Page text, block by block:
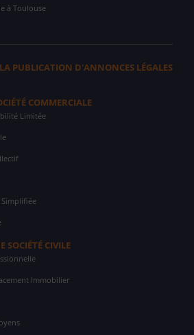
à Toulouse
PUBLICATION D'ANNONCES LÉGALES
COMMERCIALE
Limitée
CIVILE
Immobilier